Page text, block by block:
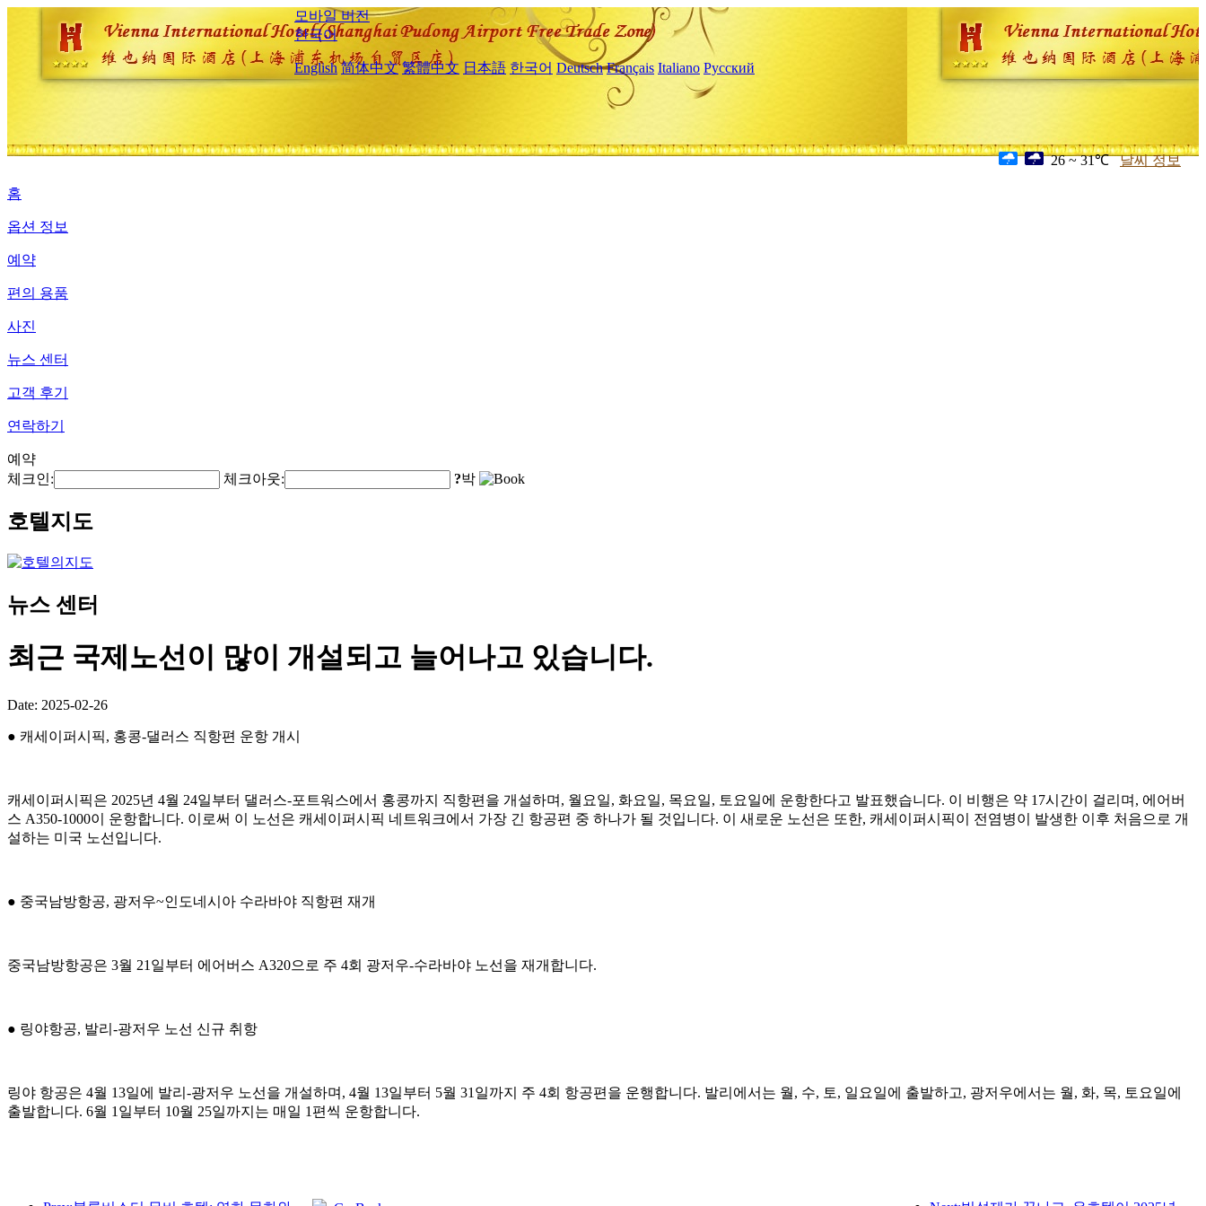
모바일 버전
한국어
English 简体中文 繁體中文 日本語 한국어 Deutsch Français Italiano Русский
26 ~ 31℃ 날씨 정보
홈
옵션 정보
예약
편의 용품
사진
뉴스 센터
고객 후기
연락하기
예약
체크인:
체크아웃: ?박
호텔지도
뉴스 센터
최근 국제노선이 많이 개설되고 늘어나고 있습니다.
Date: 2025-02-26
● 캐세이퍼시픽, 홍콩-댈러스 직항편 운항 개시
캐세이퍼시픽은 2025년 4월 24일부터 댈러스-포트워스에서 홍콩까지 직항편을 개설하며, 월요일, 화요일, 목요일, 토요일에 운항한다고 발표했습니다. 이 비행은 약 17시간이 걸리며, 에어버
스 A350-1000이 운항합니다. 이로써 이 노선은 캐세이퍼시픽 네트워크에서 가장 긴 항공편 중 하나가 될 것입니다. 이 새로운 노선은 또한, 캐세이퍼시픽이 전염병이 발생한 이후 처음으로 개
설하는 미국 노선입니다.
● 중국남방항공, 광저우~인도네시아 수라바야 직항편 재개
중국남방항공은 3월 21일부터 에어버스 A320으로 주 4회 광저우-수라바야 노선을 재개합니다.
● 링야항공, 발리-광저우 노선 신규 취항
링야 항공은 4월 13일에 발리-광저우 노선을 개설하며, 4월 13일부터 5월 31일까지 주 4회 항공편을 운행합니다. 발리에서는 월, 수, 토, 일요일에 출발하고, 광저우에서는 월, 화, 목, 토요일에
출발합니다. 6월 1일부터 10월 25일까지는 매일 1편씩 운항합니다.